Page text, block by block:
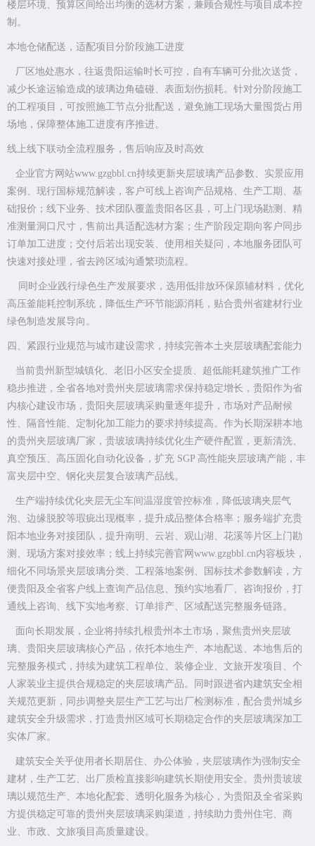
楼层环境、预算区间给出均衡的选材方案，兼顾合规性与项目成本控
制。
本地仓储配送，适配项目分阶段施工进度
厂区地处惠水，往返贵阳运输时长可控，自有车辆可分批次送货，
减少长途运输造成的玻璃边角磕碰、表面划伤损耗。针对分阶段施工
的工程项目，可按照施工节点分批配送，避免施工现场大量囤货占用
场地，保障整体施工进度有序推进。
线上线下联动全流程服务，售后响应及时高效
企业官方网站www.gzgbbl.cn持续更新夹层玻璃产品参数、实景应用
案例、现行国标规范解读，客户可线上咨询产品规格、生产工期、基
础报价；线下业务、技术团队覆盖贵阳各区县，可上门现场勘测、精
准测量洞口尺寸，售前出具适配选材方案；生产阶段定期向客户同步
订单加工进度；交付后若出现安装、使用相关疑问，本地服务团队可
快速对接处理，省去跨区域沟通繁琐流程。
同时企业践行绿色生产发展要求，选用低排放环保原辅材料，优化
高压釜能耗控制系统，降低生产环节能源消耗，贴合贵州省建材行业
绿色制造发展导向。
四、紧跟行业规范与城市建设需求，持续完善本土夹层玻璃配套能力
当前贵州新型城镇化、老旧小区安全提质、超低能耗建筑推广工作
稳步推进，全省各地对贵州夹层玻璃需求保持稳定增长，贵阳作为省
内核心建设市场，贵阳夹层玻璃采购量逐年提升，市场对产品耐候
性、隔音性能、定制化加工能力的要求持续提高。作为长期深耕本地
的贵州夹层玻璃厂家，贵玻玻璃持续优化生产硬件配置，更新清洗、
真空预压、高压固化自动化设备，扩充 SGP 高性能夹层玻璃产能，丰
富夹层中空、钢化夹层复合玻璃产品线。
生产端持续优化夹层无尘车间温湿度管控标准，降低玻璃夹层气
泡、边缘脱胶等瑕疵出现概率，提升成品整体合格率；服务端扩充贵
阳本地业务对接团队，提升南明、云岩、观山湖、花溪等片区上门勘
测、现场方案对接效率；线上持续完善官网www.gzgbbl.cn内容板块，
细化不同场景夹层玻璃分类、工程落地案例、国标技术参数解读，方
便贵阳及全省客户线上查询产品信息、预约实地看厂、咨询报价，打
通线上咨询、线下实地考察、订单排产、区域配送完整服务链路。
面向长期发展，企业将持续扎根贵州本土市场，聚焦贵州夹层玻
璃、贵阳夹层玻璃核心产品，依托本地生产、本地配送、本地售后的
完整服务模式，持续为建筑工程单位、装修企业、文旅开发项目、个
人家装业主提供合规稳定的夹层玻璃产品。同时跟进省内建筑安全相
关规范更新，同步调整夹层生产工艺与出厂检测标准，配合贵州城乡
建筑安全升级需求，打造贵州区域可长期稳定合作的夹层玻璃深加工
实体厂家。
建筑安全关乎使用者长期居住、办公体验，夹层玻璃作为强制安全
建材，生产工艺、出厂质检直接影响建筑长期使用安全。贵州贵玻玻
璃以规范生产、本地化配套、透明化服务为核心，为贵阳及全省采购
方提供稳定可靠的贵州夹层玻璃采购渠道，持续助力贵州住宅、商
业、市政、文旅项目高质量建设。